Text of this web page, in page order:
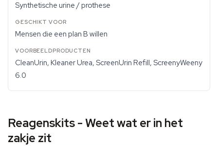
Synthetische urine / prothese
Mensen die een plan B willen
CleanUrin, Kleaner Urea, ScreenUrin Refill, ScreenyWeeny
6.0
Reagenskits - Weet wat er in het
zakje zit